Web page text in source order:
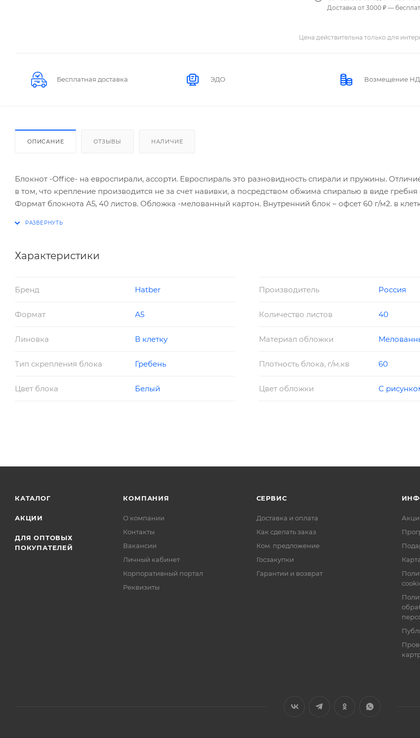
Доставка от 3000 ₽ —
Цена действительна только для
Бесплатная доставка ЭДО Возмещение
ОПИСАНИЕ ОТЗЫВЫ НАЛИЧИЕ
Блокнот -Office- на евроспирали, ассорти. Евроспираль это разновидность спирали и пружины.
в том, что крепление производится не за счет навивки, а посредством обжима спиралью в виде
Формат блокнота А5, 40 листов. Обложка -мелованный картон. Внутренний блок – офсет 60 г/м2. в
Характеристики
Бренд Hatber Производитель Россия
Формат А5 Количество листов 40
Линовка В клетку Материал обложки
Тип скрепления блока Гребень Плотность блока, г/м.кв 60
Цвет блока Белый Цвет обложки С
КАТАЛОГ
АКЦИИ
ДЛЯ ОПТОВЫХ
ПОКУПАТЕЛЕЙ
КОМПАНИЯ
О компании
Контакты
Вакансии
Личный кабинет
Корпоративный портал
Реквизиты
СЕРВИС
Доставка и оплата
Как сделать заказ
Ком. предложение
Госзакупки
Гарантии и возврат